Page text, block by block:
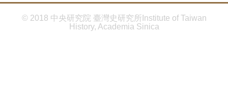
© 2018 中央研究院 臺灣史研究所Institute of Taiwan
History, Academia Sinica